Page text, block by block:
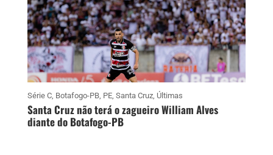
Série C, Botafogo-PB, PE, Santa Cruz, Últimas
Santa Cruz não terá o zagueiro William Alves
diante do Botafogo-PB